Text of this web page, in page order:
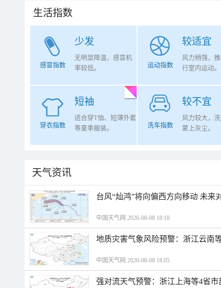
生活指数
少发
感冒指数
无明显降温，感冒机
率较低。
较适宜
运动指数
风力稍强，
行室内运动。
短袖
穿衣指数
适合穿T恤、短薄外套
等夏季服装。
较不宜
洗车指数
风力较大，
蒙上灰尘。
天气资讯
台风“灿鸿”将向偏西方向移动 未来
中国天气网 2026-08-08 18:18
地质灾害气象风险预警：浙江云南
中国天气网 2026-08-08 18:05
强对流天气预警：浙江上海等4省